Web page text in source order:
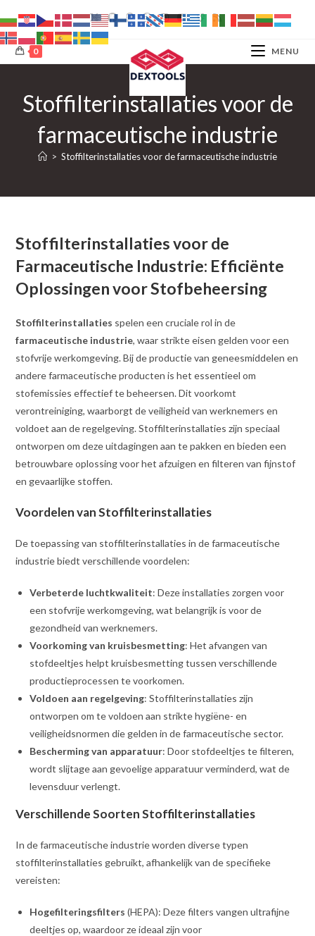
naar
inhoud
0 MENU
Stoffilterinstallaties voor de
farmaceutische industrie
> Stoffilterinstallaties voor de farmaceutische industrie
Stoffilterinstallaties voor de
Farmaceutische Industrie: Efficiënte
Oplossingen voor Stofbeheersing
Stoffilterinstallaties spelen een cruciale rol in de
farmaceutische industrie, waar strikte eisen gelden voor een
stofvrije werkomgeving. Bij de productie van geneesmiddelen en
andere farmaceutische producten is het essentieel om
stofemissies effectief te beheersen. Dit voorkomt
verontreiniging, waarborgt de veiligheid van werknemers en
voldoet aan de regelgeving. Stoffilterinstallaties zijn speciaal
ontworpen om deze uitdagingen aan te pakken en bieden een
betrouwbare oplossing voor het afzuigen en filteren van fijnstof
en gevaarlijke stoffen.
Voordelen van Stoffilterinstallaties
De toepassing van stoffilterinstallaties in de farmaceutische
industrie biedt verschillende voordelen:
Verbeterde luchtkwaliteit: Deze installaties zorgen voor
een stofvrije werkomgeving, wat belangrijk is voor de
gezondheid van werknemers.
Voorkoming van kruisbesmetting: Het afvangen van
stofdeeltjes helpt kruisbesmetting tussen verschillende
productieprocessen te voorkomen.
Voldoen aan regelgeving: Stoffilterinstallaties zijn
ontworpen om te voldoen aan strikte hygiëne- en
veiligheidsnormen die gelden in de farmaceutische sector.
Bescherming van apparatuur: Door stofdeeltjes te filteren,
wordt slijtage aan gevoelige apparatuur verminderd, wat de
levensduur verlengt.
Verschillende Soorten Stoffilterinstallaties
In de farmaceutische industrie worden diverse typen
stoffilterinstallaties gebruikt, afhankelijk van de specifieke
vereisten:
Hogefilteringsfilters (HEPA): Deze filters vangen ultrafijne
deeltjes op, waardoor ze ideaal zijn voor